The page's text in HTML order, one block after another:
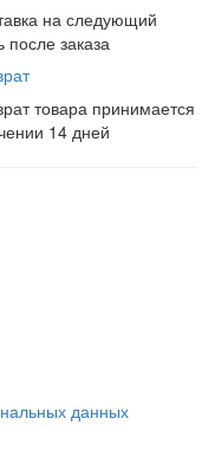
на следующий
после заказа
товара принимается
14 дней
данных